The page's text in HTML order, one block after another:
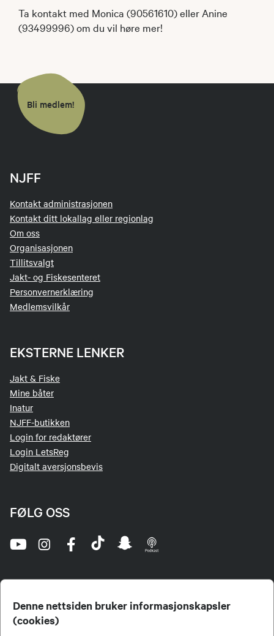
Denne nettsiden bruker informasjonskapsler
(cookies)
Ta kontakt med Monica (90561610) eller Anine
(93499996) om du vil høre mer!
Bli medlem!
NJFF
Kontakt administrasjonen
Kontakt ditt lokallag eller regionlag
Om oss
Organisasjonen
Tillitsvalgt
Jakt- og Fiskesenteret
Personvernerklæring
Medlemsvilkår
EKSTERNE LENKER
Jakt & Fiske
Mine båter
Inatur
NJFF-butikken
Login for redaktører
Login LetsReg
Digitalt aversjonsbevis
FØLG OSS